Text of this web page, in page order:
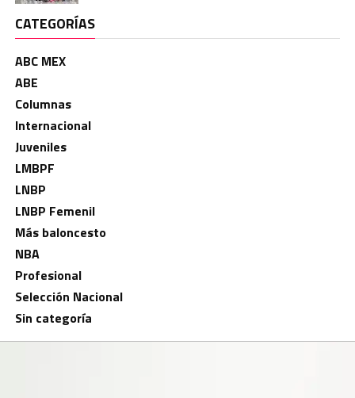
CATEGORÍAS
ABC MEX
ABE
Columnas
Internacional
Juveniles
LMBPF
LNBP
LNBP Femenil
Más baloncesto
NBA
Profesional
Selección Nacional
Sin categoría